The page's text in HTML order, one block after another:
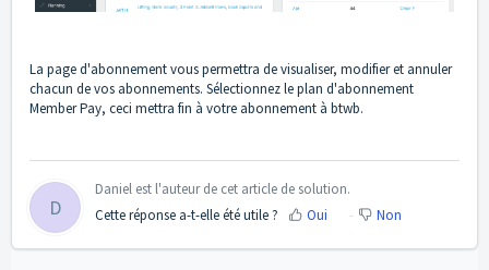
La page d'abonnement vous permettra de visualiser, modifier et annuler
chacun de vos abonnements. Sélectionnez le plan d'abonnement
Member Pay, ceci mettra fin à votre abonnement à btwb.
D
Daniel est l'auteur de cet article de solution.
Cette réponse a-t-elle été utile ?
Oui Non